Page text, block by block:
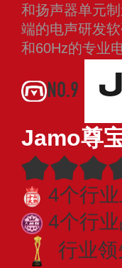
和扬声器单元
端的电声研发
和60Hz的专业
NO.9
Jamo尊
4个行
4个行
行业